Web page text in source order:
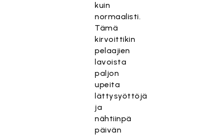
kuin
normaalisti.
Tämä
kirvoittikin
pelaajien
lavoista
paljon
upeita
lättysyöttöjä
ja
nähtiinpä
päivän